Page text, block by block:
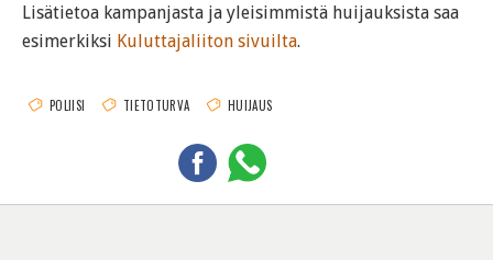
Lisätietoa kampanjasta ja yleisimmistä huijauksista saa
esimerkiksi Kuluttajaliiton sivuilta.
POLIISI TIETOTURVA HUIJAUS